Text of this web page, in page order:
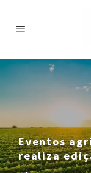
Eventos
realiza